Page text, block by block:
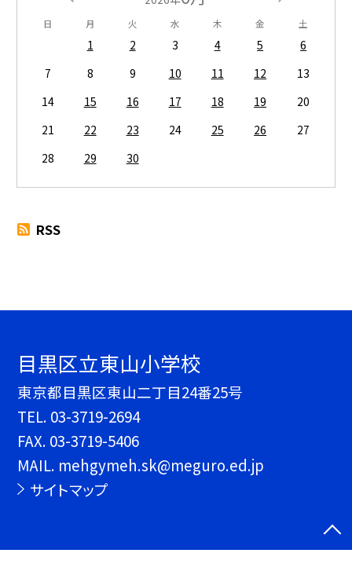
日 月 火 水 木 金 土
1 2 3 4 5
6
7
8 9 10 11 12
13
14
15 16 17 18 19
20
21
22 23 24 25 26
27
28
29 30
RSS
目黒区立東山小学校
東京都目黒区東山二丁目24番25号
TEL. 03-3719-2694
FAX. 03-3719-5406
MAIL. mehgymeh.sk@meguro.ed.jp
サイトマップ